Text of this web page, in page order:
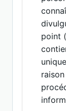
point